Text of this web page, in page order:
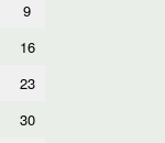
9
16
23
30